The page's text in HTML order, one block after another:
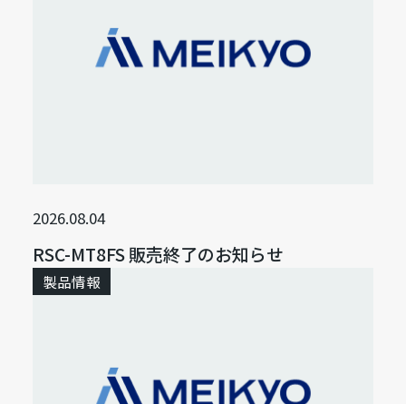
2026.08.04
RSC-MT8FS 販売終了のお知らせ
製品情報